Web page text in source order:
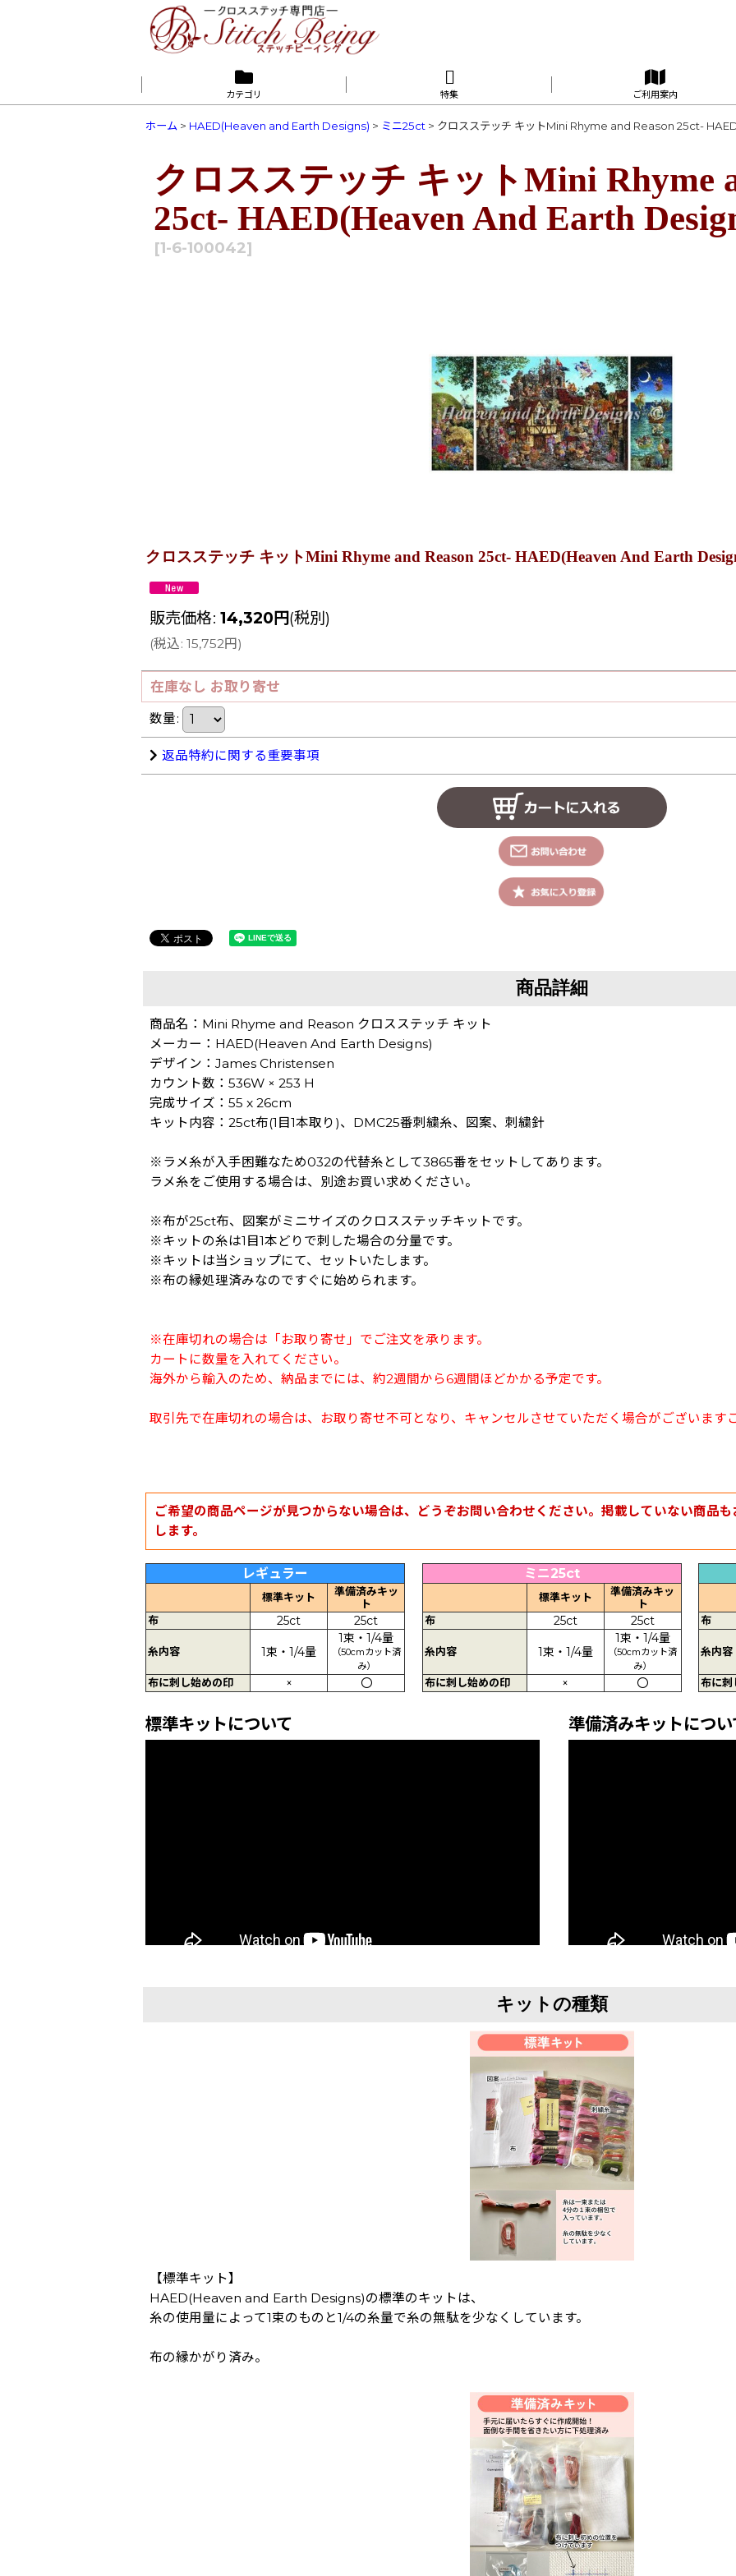
カテゴリ 特集 ご利用案内
ホーム > HAED(Heaven and Earth Designs) > ミニ25ct > クロスステッチ キットMini Rhyme and Reason 25ct-
クロスステッチ キットMini Rhyme
25ct- HAED(Heaven And Earth
[1-6-100042]
クロスステッチ キットMini Rhyme and Reason 25ct- HAED(Heaven And Earth
販売価格: 14,320円(税別)
(税込: 15,752円)
在庫なし お取り寄せ
数量:
返品特約に関する重要事項
商品詳細
商品名：Mini Rhyme and Reason クロスステッチ キット
メーカー：HAED(Heaven And Earth Designs)
デザイン：James Christensen
カウント数：536W × 253 H
完成サイズ：55 x 26cm
キット内容：25ct布(1目1本取り)、DMC25番刺繍糸、図案、刺繍針
※ラメ糸が入手困難なため032の代替糸として3865番をセットしてあります。
ラメ糸をご使用する場合は、別途お買い求めください。
※布が25ct布、図案がミニサイズのクロスステッチキットです。
※キットの糸は1目1本どりで刺した場合の分量です。
※キットは当ショップにて、セットいたします。
※布の縁処理済みなのですぐに始められます。
※在庫切れの場合は「お取り寄せ」でご注文を承ります。
カートに数量を入れてください。
海外から輸入のため、納品までには、約2週間から6週間ほどかかる予定です。
取引先で在庫切れの場合は、お取り寄せ不可となり、キャンセルさせていただく場合がございます
ご希望の商品ページが見つからない場合は、どうぞお問い合わせください。掲載していない商品
します。
レギュラー
標準キット
準備済みキッ
ト
布
25ct 25ct
糸内容 1束・1/4量
1束・1/4量
（50cmカット済
み）
布に刺し始めの印 × 〇
ミニ25ct
標準キット
準備済みキッ
ト
布
25ct 25ct
糸内容 1束・1/4量
1束・1/4量
（50cmカット済
み）
布に刺し始めの印 × 〇
布
糸内容
布に刺
標準キットについて 準備済みキットについ
キットの種類
【標準キット】
HAED(Heaven and Earth Designs)の標準のキットは、
糸の使用量によって1束のものと1/4の糸量で糸の無駄を少なくしています。
布の縁かがり済み。